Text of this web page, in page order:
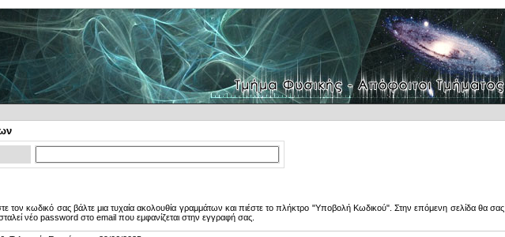
τον κωδικό σας βάλτε μια τυχαία ακολουθία γραμμάτων και πιέστε το πλήκτρο "Υποβολή Κωδικού". Στην επόμενη σελίδα θα σας
νέο password στο email που εμφανίζεται στην εγγραφή σας.